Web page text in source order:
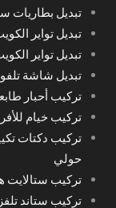
تبديل بطاريات
تبديل تواير
تبديل تواير
تبديل شاشة
تركيب أحبار
تركيب خيام
تركيب دكتات
حولي
تركيب ستالايت
تركيب ستاند تلفزيون